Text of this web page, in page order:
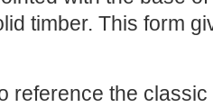
timber. This form
reference the